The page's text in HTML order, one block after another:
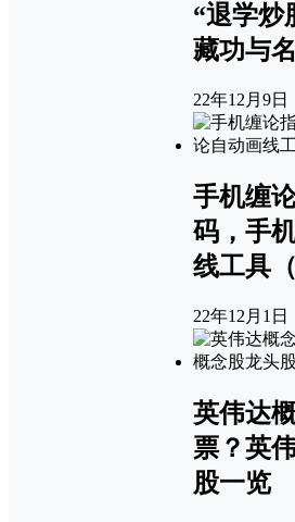
“退学炒
藏功与名
22年12月9日
手机缠
码，手
线工具
22年12月1日
英伟达
票？英
股一览